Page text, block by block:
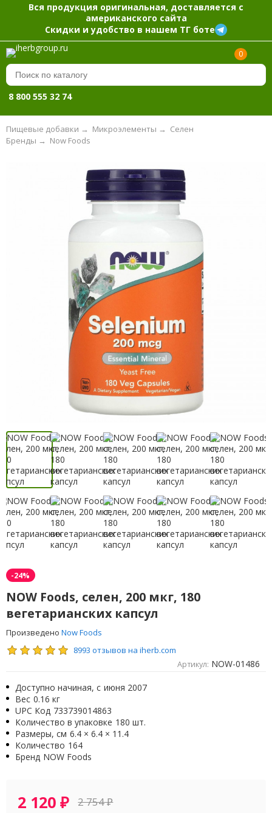
Вся продукция оригинальная, доставляется с
американского сайта
Скидки и удобство в нашем ТГ боте
0
8 800 555 32 74
Пищевые добавки → Микроэлементы → Селен
Now Foods
Бренды →
-24%
NOW Foods, селен, 200 мкг, 180
вегетарианских капсул
Произведено Now Foods
8993 отзывов на iherb.com
Артикул: NOW-01486
Доступно начиная, с июня 2007
Вес 0.16 кг
UPC Код 733739014863
Количество в упаковке 180 шт.
Размеры, см 6.4 × 6.4 × 11.4
Количество 164
Бренд NOW Foods
2 120₽ 2 754₽